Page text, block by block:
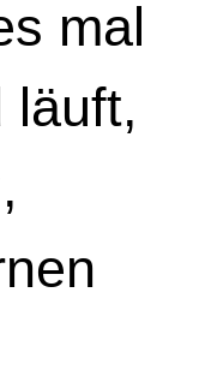
mal
läuft,